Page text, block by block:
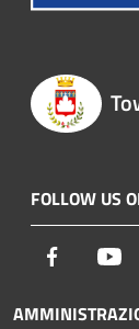
FOLLOW US
Facebook